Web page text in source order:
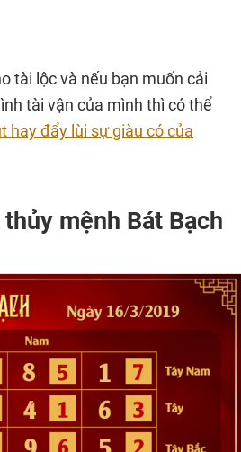
tài lộc và nếu bạn muốn cải
tài vận của mình thì có thể
hay đẩy lùi sự giàu có của
mệnh Bát Bạch